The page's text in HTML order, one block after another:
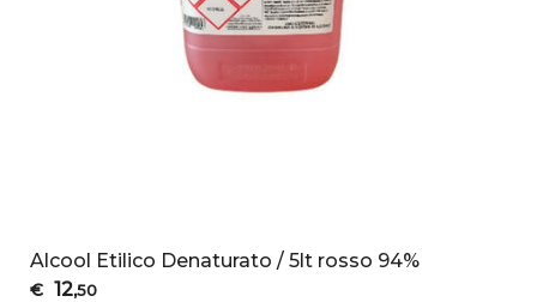
Alcool Etilico Denaturato / 5lt rosso 94%
€ 12,50